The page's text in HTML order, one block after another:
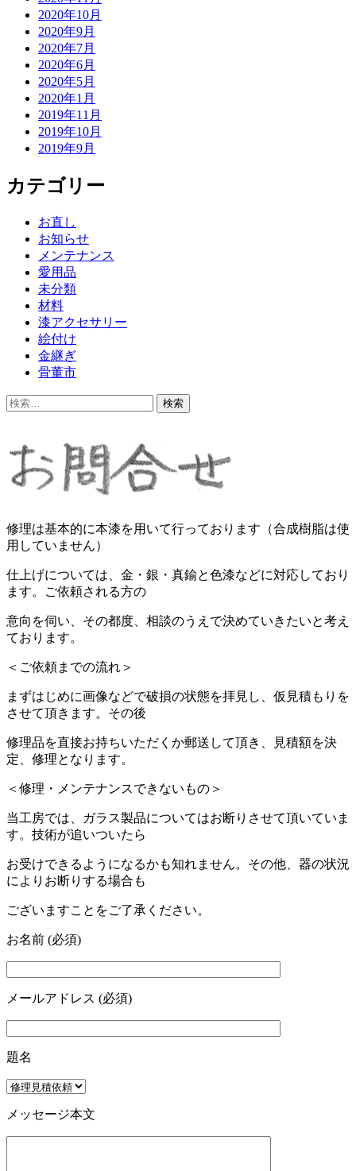
2020年10月
2020年9月
2020年7月
2020年6月
2020年5月
2020年1月
2019年11月
2019年10月
2019年9月
カテゴリー
お直し
お知らせ
メンテナンス
愛用品
未分類
材料
漆アクセサリー
絵付け
金継ぎ
骨董市
検
修理は基本的に本漆を用いて行っております（合成樹脂は使
用していません）
仕上げについては、金・銀・真鍮と色漆などに対応しており
ます。ご依頼される方の
意向を伺い、その都度、相談のうえで決めていきたいと考え
ております。
＜ご依頼までの流れ＞
まずはじめに画像などで破損の状態を拝見し、仮見積もりを
させて頂きます。その後
修理品を直接お持ちいただくか郵送して頂き、見積額を決
定、修理となります。
＜修理・メンテナンスできないもの＞
当工房では、ガラス製品についてはお断りさせて頂いていま
す。技術が追いついたら
お受けできるようになるかも知れません。その他、器の状況
によりお断りする場合も
ございますことをご了承ください。
お名前 (必須)
メールアドレス (必須)
題名
メッセージ本文